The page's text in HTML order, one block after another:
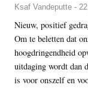
Ksaf Vandeputte -
Nieuw, positief
Om te beletten dat
hoogdringendheid
uitdaging wordt dan
is voor onszelf en